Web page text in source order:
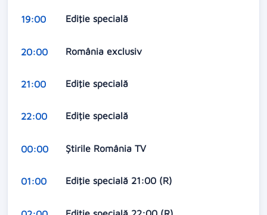
19:00 Ediţie specială
20:00 România exclusiv
21:00 Ediţie specială
22:00 Ediție specială
00:00 Ştirile România TV
01:00 Ediţie specială 21:00 (R)